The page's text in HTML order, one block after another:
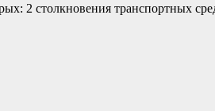
2 столкновения транспортных